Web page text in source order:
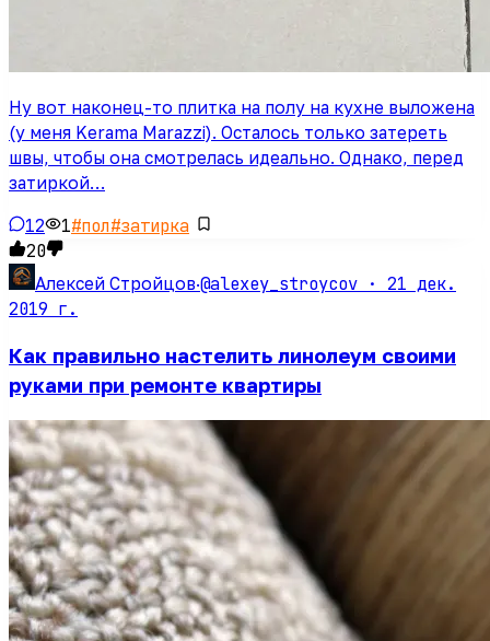
Ну вот наконец-то плитка на полу на кухне выложена
(у меня Kerama Marazzi). Осталось только затереть
швы, чтобы она смотрелась идеально. Однако, перед
затиркой…
12 1#пол#затирка
20
Алексей Стройцов·@alexey_stroycov · 21 дек.
2019 г.
Как правильно настелить линолеум своими
руками при ремонте квартиры